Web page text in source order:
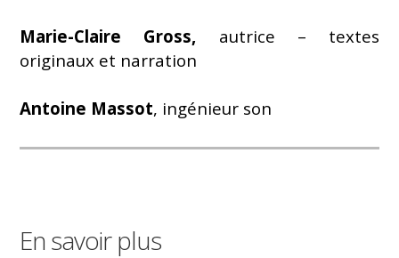
Marie-Claire Gross, autrice – textes
originaux et narration
Antoine Massot, ingénieur son
En savoir plus